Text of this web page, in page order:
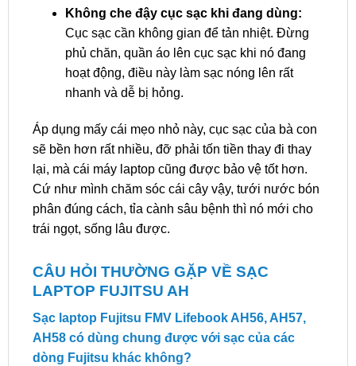
Không che đậy cục sạc khi đang dùng:
Cục sạc cần không gian để tản nhiệt. Đừng
phủ chăn, quần áo lên cục sạc khi nó đang
hoạt động, điều này làm sạc nóng lên rất
nhanh và dễ bị hỏng.
Áp dụng mấy cái mẹo nhỏ này, cục sạc của bà con
sẽ bền hơn rất nhiều, đỡ phải tốn tiền thay đi thay
lại, mà cái máy laptop cũng được bảo vệ tốt hơn.
Cứ như mình chăm sóc cái cây vậy, tưới nước bón
phân đúng cách, tỉa cành sâu bệnh thì nó mới cho
trái ngọt, sống lâu được.
CÂU HỎI THƯỜNG GẶP VỀ SẠC
LAPTOP FUJITSU AH
Sạc laptop Fujitsu FMV Lifebook AH56, AH57,
AH58 có dùng chung được với sạc của các
dòng Fujitsu khác không?